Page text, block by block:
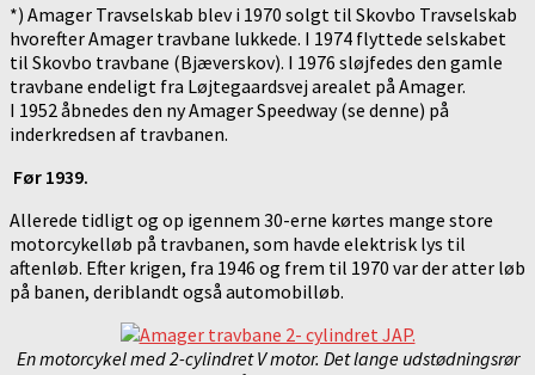
*) Amager Travselskab blev i 1970 solgt til Skovbo Travselskab
hvorefter Amager travbane lukkede. I 1974 flyttede selskabet
til Skovbo travbane (Bjæverskov). I 1976 sløjfedes den gamle
travbane endeligt fra Løjtegaardsvej arealet på Amager.
I 1952 åbnedes den ny Amager Speedway (se denne) på
inderkredsen af travbanen.
Før 1939.
Allerede tidligt og op igennem 30-erne kørtes mange store
motorcykelløb på travbanen, som havde elektrisk lys til
aftenløb. Efter krigen, fra 1946 og frem til 1970 var der atter løb
på banen, deriblandt også automobilløb.
En motorcykel med 2-cylindret V motor. Det lange udstødningsrør